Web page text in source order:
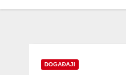
DOGAĐAJI